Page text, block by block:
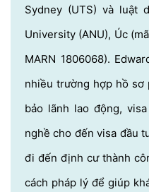
Sydney (UTS) và luật
University (ANU), Úc
MARN 1806068).
nhiều trường hợp hồ sơ
bảo lãnh lao động,
nghề cho đến visa đầu
đi đến định cư thành
cách pháp lý để giúp